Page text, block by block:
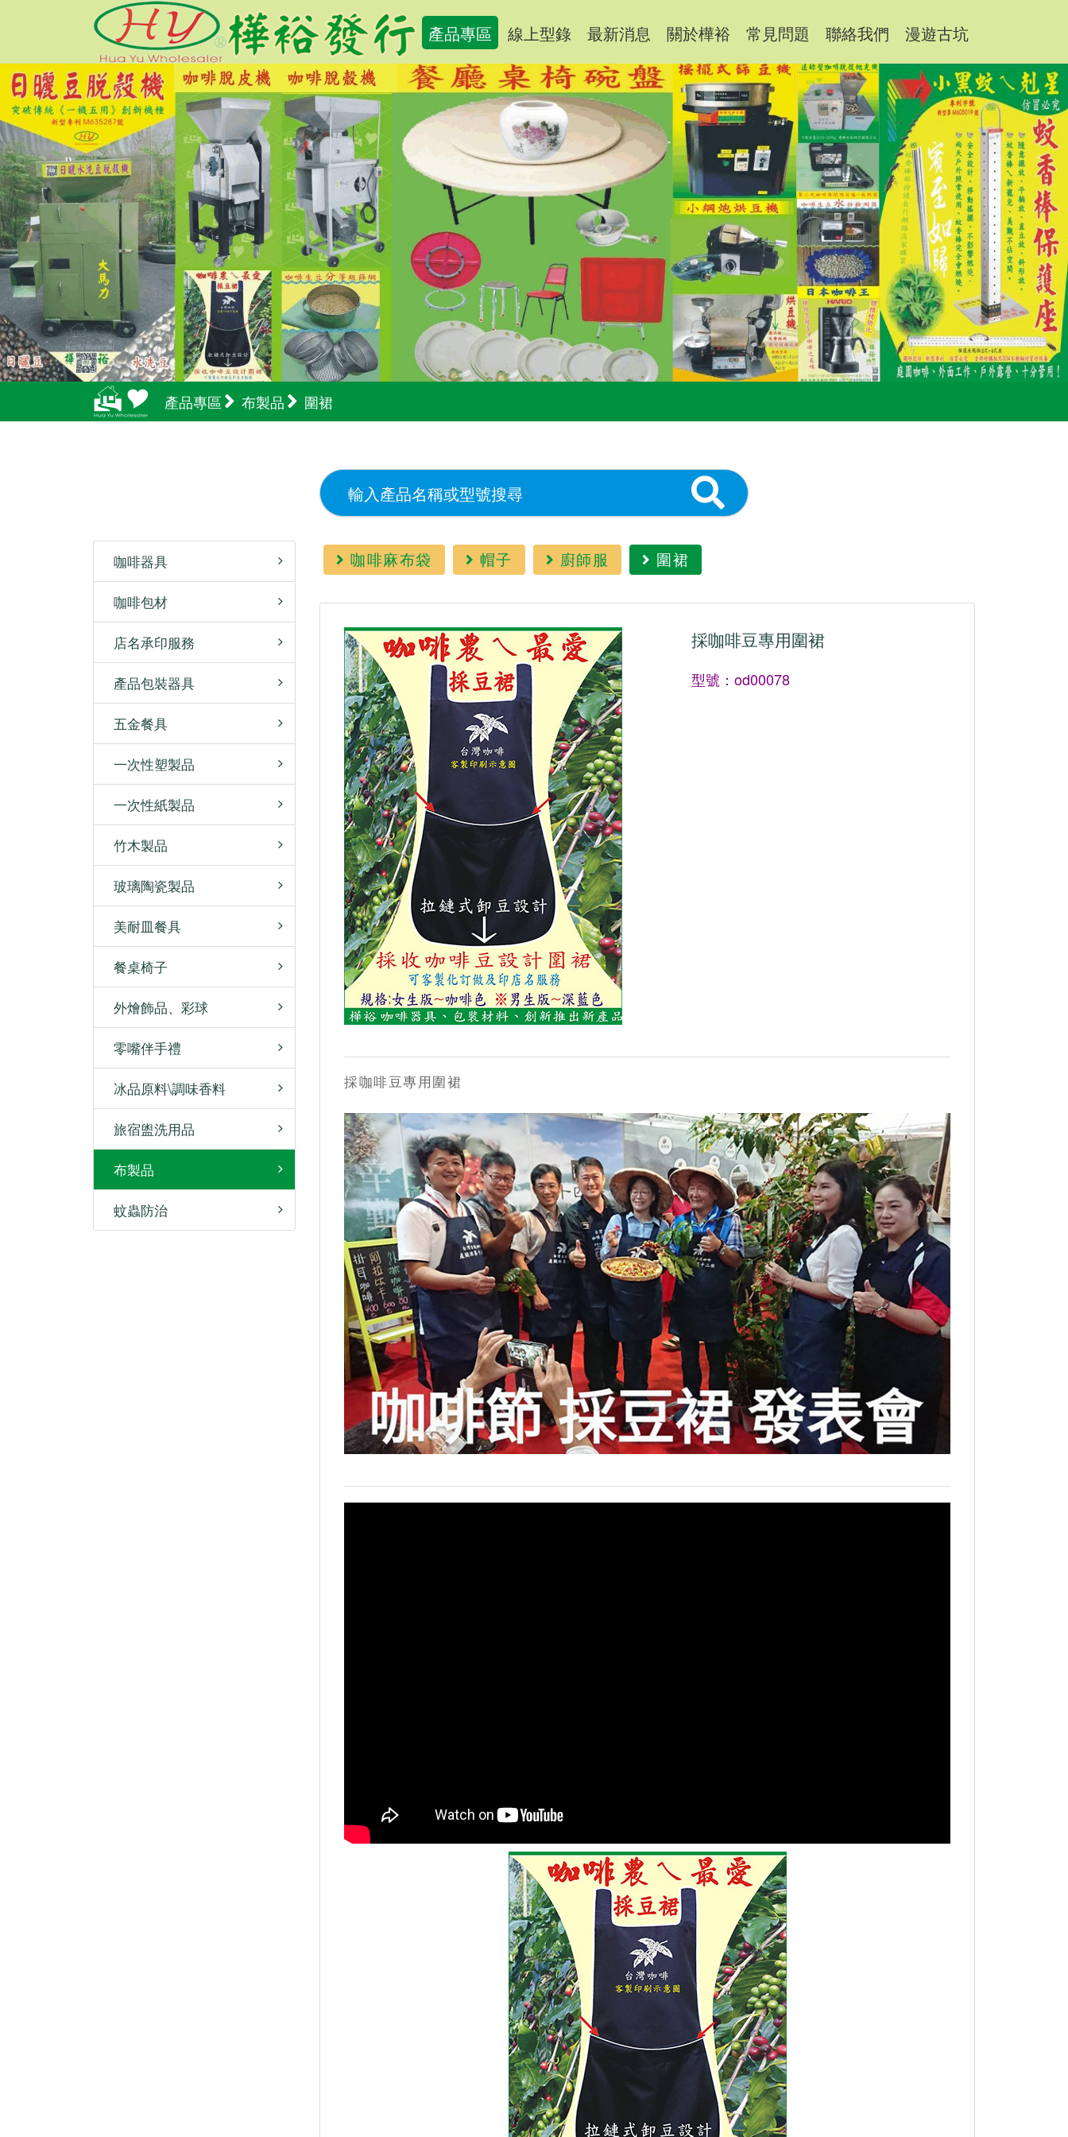
產品專區 線上型錄 最新消息 關於樺裕 常見問題 聯絡我們 漫遊古坑
產品專區 布製品 圍裙
咖啡器具
咖啡包材
店名承印服務
產品包裝器具
五金餐具
一次性塑製品
一次性紙製品
竹木製品
玻璃陶瓷製品
美耐皿餐具
餐桌椅子
外燴飾品、彩球
零嘴伴手禮
冰品原料\調味香料
旅宿盥洗用品
布製品
蚊蟲防治
咖啡麻布袋 帽子 廚師服 圍裙
採咖啡豆專用圍裙
型號：od00078
採咖啡豆專用圍裙